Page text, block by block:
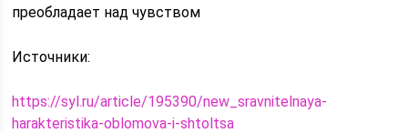
преобладает над чувством
Источники:
https://syl.ru/article/195390/new_sravnitelnaya-
harakteristika-oblomova-i-shtoltsa